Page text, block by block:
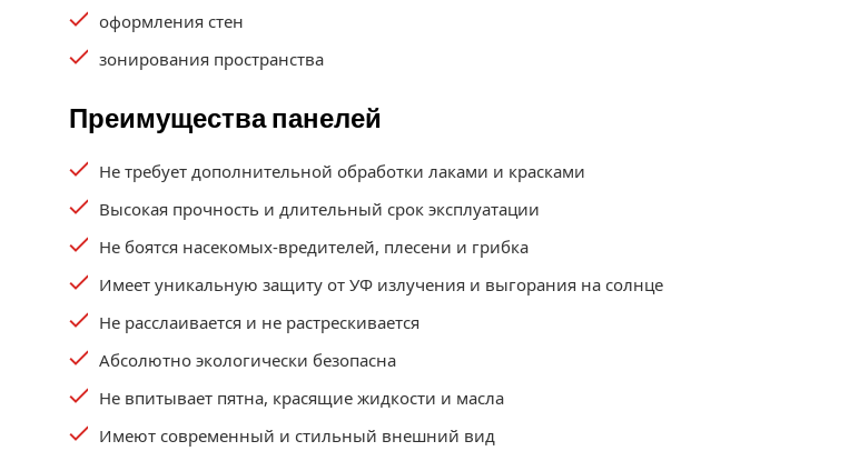
оформления стен
зонирования пространства
Преимущества панелей
Не требует дополнительной обработки лаками и красками
Высокая прочность и длительный срок эксплуатации
Не боятся насекомых-вредителей, плесени и грибка
Имеет уникальную защиту от УФ излучения и выгорания на солнце
Не расслаивается и не растрескивается
Абсолютно экологически безопасна
Не впитывает пятна, красящие жидкости и масла
Имеют современный и стильный внешний вид